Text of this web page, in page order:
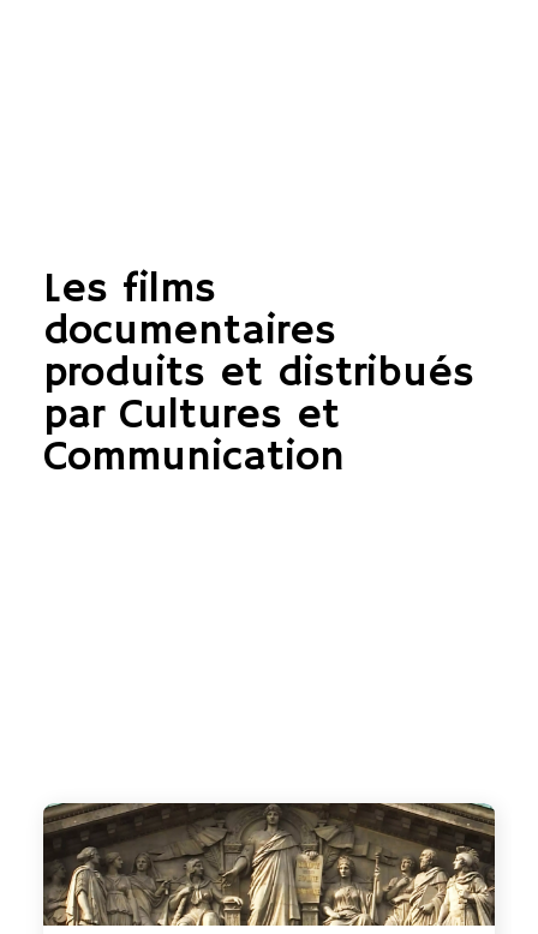
Les films
documentaires
produits et distribués
par Cultures et
Communication